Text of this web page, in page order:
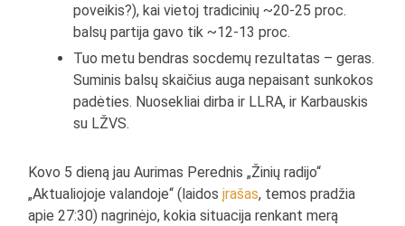
poveikis?), kai vietoj tradicinių ~20-25 proc.
balsų partija gavo tik ~12-13 proc.
Tuo metu bendras socdemų rezultatas – geras.
Suminis balsų skaičius auga nepaisant sunkokos
padėties. Nuosekliai dirba ir LLRA, ir Karbauskis
su LŽVS.
Kovo 5 dieną jau Aurimas Perednis „Žinių radijo“
„Aktualiojoje valandoje“ (laidosįrašas, temos pradžia
apie 27:30) nagrinėjo, kokia situacija renkant merą